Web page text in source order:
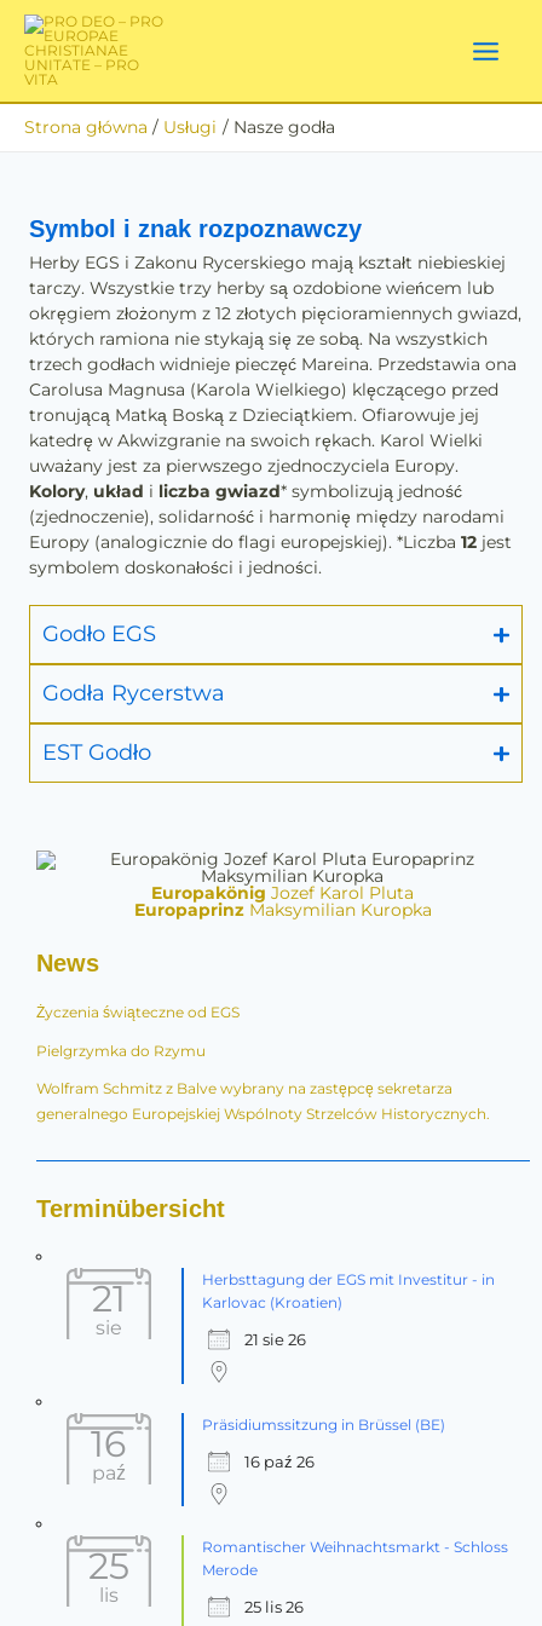
treści
Strona główna Usługi Nasze godła
Symbol i znak rozpoznawczy
Herby EGS i Zakonu Rycerskiego mają kształt niebieskiej
tarczy. Wszystkie trzy herby są ozdobione wieńcem lub
okręgiem złożonym z 12 złotych pięcioramiennych gwiazd,
których ramiona nie stykają się ze sobą. Na wszystkich
trzech godłach widnieje pieczęć Mareina. Przedstawia ona
Carolusa Magnusa (Karola Wielkiego) klęczącego przed
tronującą Matką Boską z Dzieciątkiem. Ofiarowuje jej
katedrę w Akwizgranie na swoich rękach. Karol Wielki
uważany jest za pierwszego zjednoczyciela Europy.
Kolory, układ i liczba gwiazd* symbolizują jedność
(zjednoczenie), solidarność i harmonię między narodami
Europy (analogicznie do flagi europejskiej). *Liczba12 jest
symbolem doskonałości i jedności.
Godło EGS
Godła Rycerstwa
EST Godło
Europakönig Jozef Karol Pluta
EuropaprinzMaksymilian Kuropka
News
Życzenia świąteczne od EGS
Pielgrzymka do Rzymu
Wolfram Schmitz z Balve wybrany na zastępcę sekretarza
generalnego Europejskiej Wspólnoty Strzelców Historycznych.
Terminübersicht
21
sie
Herbsttagung der EGS mit Investitur - in
Karlovac (Kroatien)
21 sie 26
16
paź
Präsidiumssitzung in Brüssel (BE)
16 paź 26
25
lis
Romantischer Weihnachtsmarkt - Schloss
Merode
25 lis 26